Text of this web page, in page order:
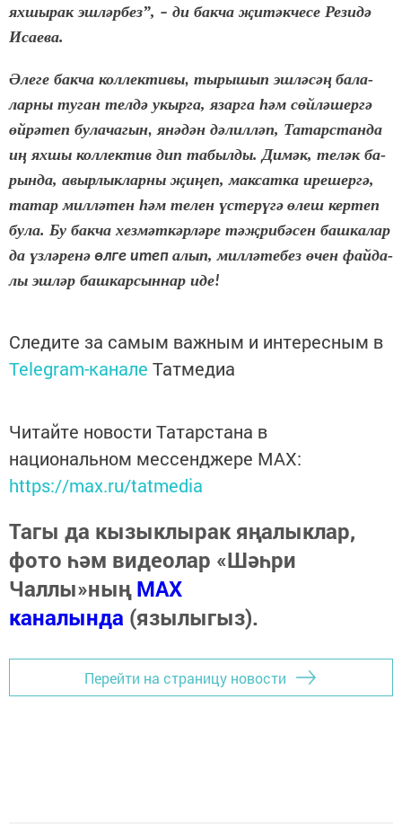
ях­шы­рак эш­ләр­без”, – ди бак­ча җи­тәк­че­се Ре­зи­дә
Иса­е­ва.
Әле­ге бак­ча кол­лек­ти­вы, ты­ры­шып эш­лә­сәң ба­ла­
лар­ны ту­ган тел­дә укыр­га, язар­га һәм сөй­лә­шер­гә
өй­рә­теп бу­ла­ча­гын, янә­дән дә­лил­ләп, Та­тар­стан­да
иң ях­шы кол­лек­тив дип та­был­ды. Ди­мәк, те­ләк ба­
рын­да, авыр­лык­лар­ны җи­ңеп, мак­сат­ка ире­шер­гә,
та­тар мил­лә­тен һәм те­лен үс­те­рү­гә өлеш кер­теп
бу­ла. Бу бак­ча хез­мәт­кәр­лә­ре тәҗ­ри­бә­сен баш­ка­лар
да үз­лә­ре­нә өл­ге итеп алып, мил­лә­те­без өчен фай­да­
лы эш­ләр баш­кар­сын­нар иде!
Следите за самым важным и интересным в
Telegram-канале Татмедиа
Читайте новости Татарстана в
национальном мессенджере MАХ:
https://max.ru/tatmedia
Тагы да кызыклырак яңалыклар,
фото һәм видеолар «Шәһри
Чаллы»ныңMAX
каналында (язылыгыз).
Перейти на страницу новости